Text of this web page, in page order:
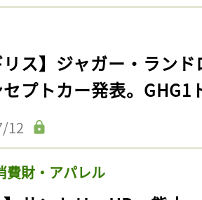
リス】ジャガー・ラン
プトカー発表。GHG1
12
費財・アパレル